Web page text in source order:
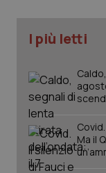
I più letti
Ma il
tracking-
session-id
_ga